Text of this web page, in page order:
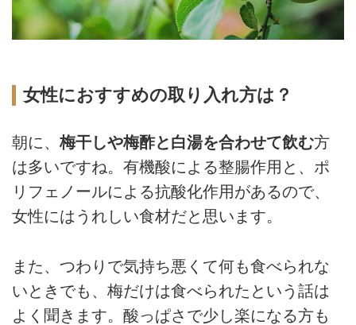
女性におすすめの取り入れ方は？
朝に、 梅干しや梅酢と白湯を合わせて飲む方
は多いですね。有機酸による整腸作用と、ポ
リフェノールによる抗酸化作用があるので、
女性にはうれしい食材だと思います。
また、つわりで気持ち悪くて何も食べられな
いときでも、梅だけは食べられたという話は
よく聞きます。酸っぱさで少し楽になる方も